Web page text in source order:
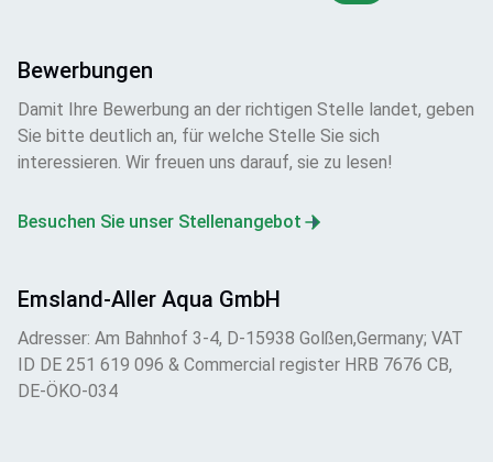
Bewerbungen
Damit Ihre Bewerbung an der richtigen Stelle landet, geben
Sie bitte deutlich an, für welche Stelle Sie sich
interessieren. Wir freuen uns darauf, sie zu lesen!
Besuchen Sie unser Stellenangebot
Emsland-Aller Aqua GmbH
Adresser: Am Bahnhof 3-4, D-15938 Golßen,Germany; VAT
ID DE 251 619 096 & Commercial register HRB 7676 CB,
DE-ÖKO-034